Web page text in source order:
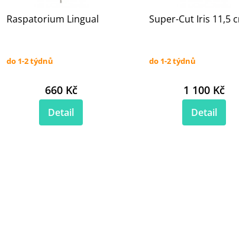
Raspatorium Lingual
do 1-2 týdnů
660 Kč
Detail
Super-Cut Iris 11,5
do 1-2 týdnů
1 100 Kč
Detail